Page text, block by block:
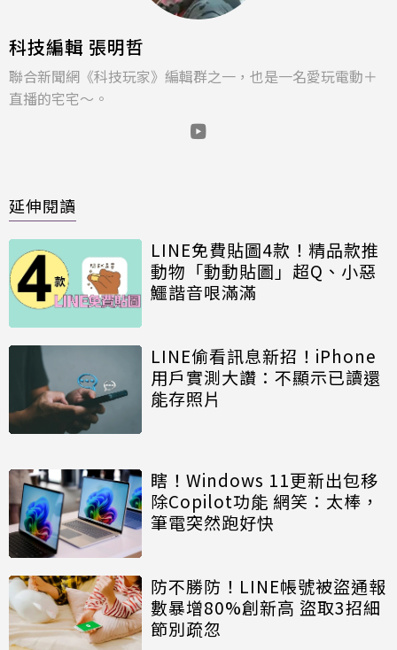
科技編輯 張明哲
聯合新聞網《科技玩家》編輯群之一，也是一名愛玩電動＋
直播的宅宅～。
延伸閱讀
LINE免費貼圖4款！精品款推
動物「動動貼圖」超Q、小惡
鱷諧音哏滿滿
LINE偷看訊息新招！iPhone
用戶實測大讚：不顯示已讀還
能存照片
瞎！Windows 11更新出包移
除Copilot功能 網笑：太棒，
筆電突然跑好快
防不勝防！LINE帳號被盜通報
數暴增80%創新高 盜取3招細
節別疏忽